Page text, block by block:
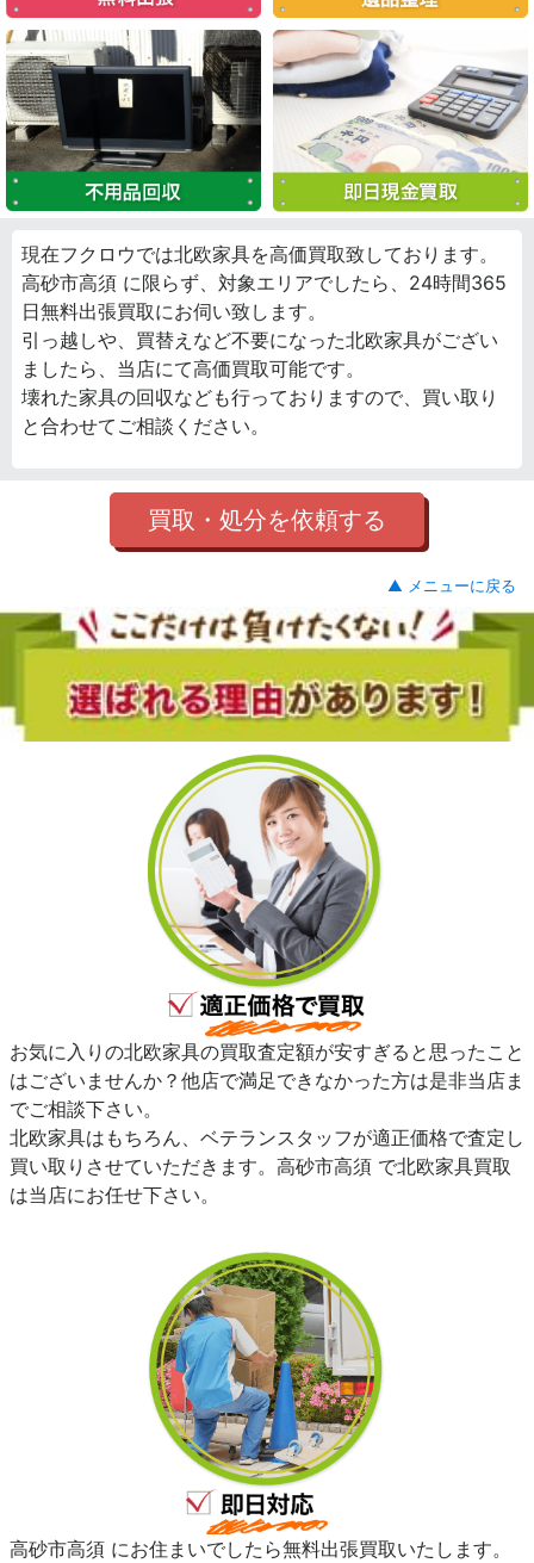
現在フクロウでは北欧家具を高価買取致しております。
高砂市高須 に限らず、対象エリアでしたら、24時間365
日無料出張買取にお伺い致します。
引っ越しや、買替えなど不要になった北欧家具がござい
ましたら、当店にて高価買取可能です。
壊れた家具の回収なども行っておりますので、買い取り
と合わせてご相談ください。
買取・処分を依頼する
▲ メニューに戻る
お気に入りの北欧家具の買取査定額が安すぎると思ったこと
はございませんか？他店で満足できなかった方は是非当店ま
でご相談下さい。
北欧家具はもちろん、ベテランスタッフが適正価格で査定し
買い取りさせていただきます。高砂市高須 で北欧家具買取
は当店にお任せ下さい。
高砂市高須 にお住まいでしたら無料出張買取いたします。